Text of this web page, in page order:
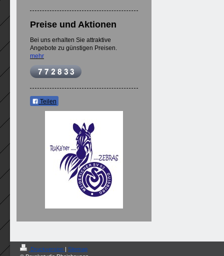
Preise und Aktionen
Bei uns erhalten Sie attraktive
Angebote zu günstigen Preisen.
mehr
Teilen
Druckversion | Sitemap